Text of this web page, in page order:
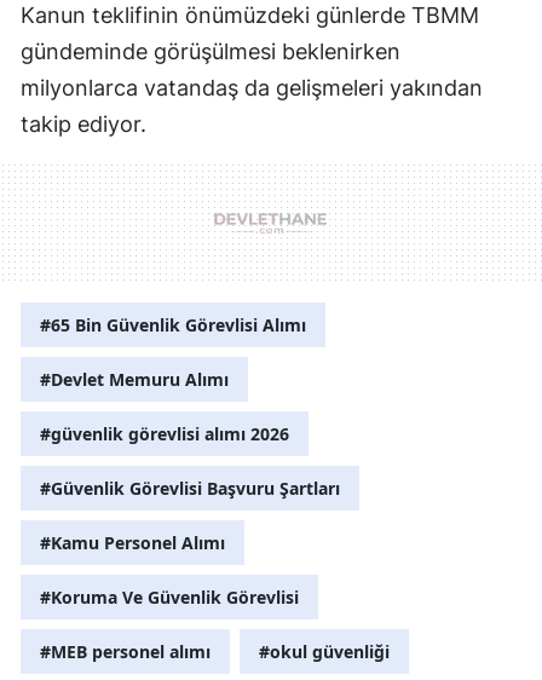
Kanun teklifinin önümüzdeki günlerde TBMM
gündeminde görüşülmesi beklenirken
milyonlarca vatandaş da gelişmeleri yakından
takip ediyor.
#65 Bin Güvenlik Görevlisi Alımı
#Devlet Memuru Alımı
#güvenlik görevlisi alımı 2026
#Güvenlik Görevlisi Başvuru Şartları
#Kamu Personel Alımı
#Koruma Ve Güvenlik Görevlisi
#MEB personel alımı #okul güvenliği